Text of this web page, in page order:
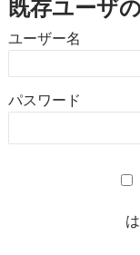
既存ユーザ
ユーザー名
パスワード